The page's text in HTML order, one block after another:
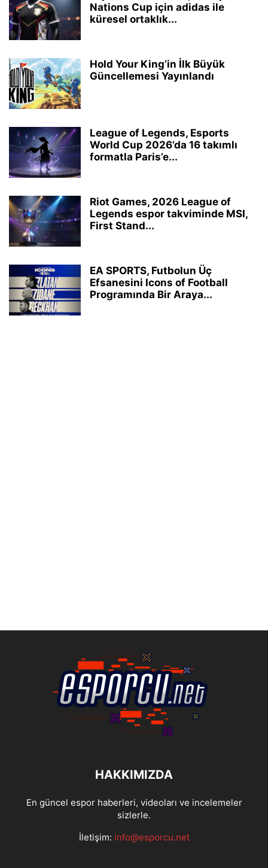
Nations Cup için adidas ile
küresel ortaklık...
Hold Your King’in İlk Büyük
Güncellemesi Yayınlandı
League of Legends, Esports
World Cup 2026’da 16 takımlı
formatla Paris’e...
Riot Games, 2026 League of
Legends espor takviminde MSI,
First Stand...
EA SPORTS, Futbolun Üç
Efsanesini Icons of Football
Programında Bir Araya...
HAKKIMIZDA
En güncel espor haberleri, videoları ve incelemeler
sizlerle.
İletişim: info@esporcu.net